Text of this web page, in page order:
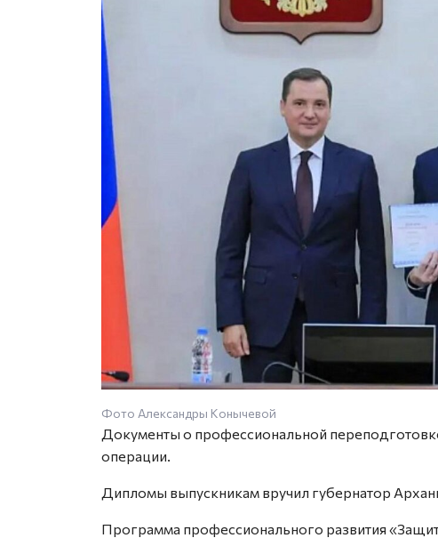
Фото Александры Конычевой
Документы о профессиональной
операции.
Дипломы выпускникам вручил губернатор
Программа профессионального развития